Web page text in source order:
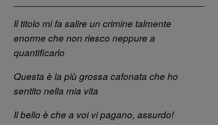
Il titolo mi fa salire un crimine talmente
enorme che non riesco neppure a
quantificarlo
Questa è la più grossa cafonata che ho
sentito nella mia vita
Il bello è che a voi vi pagano, assurdo!